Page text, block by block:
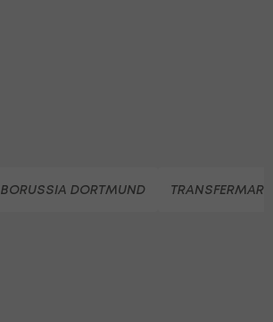
BORUSSIA DORTMUND